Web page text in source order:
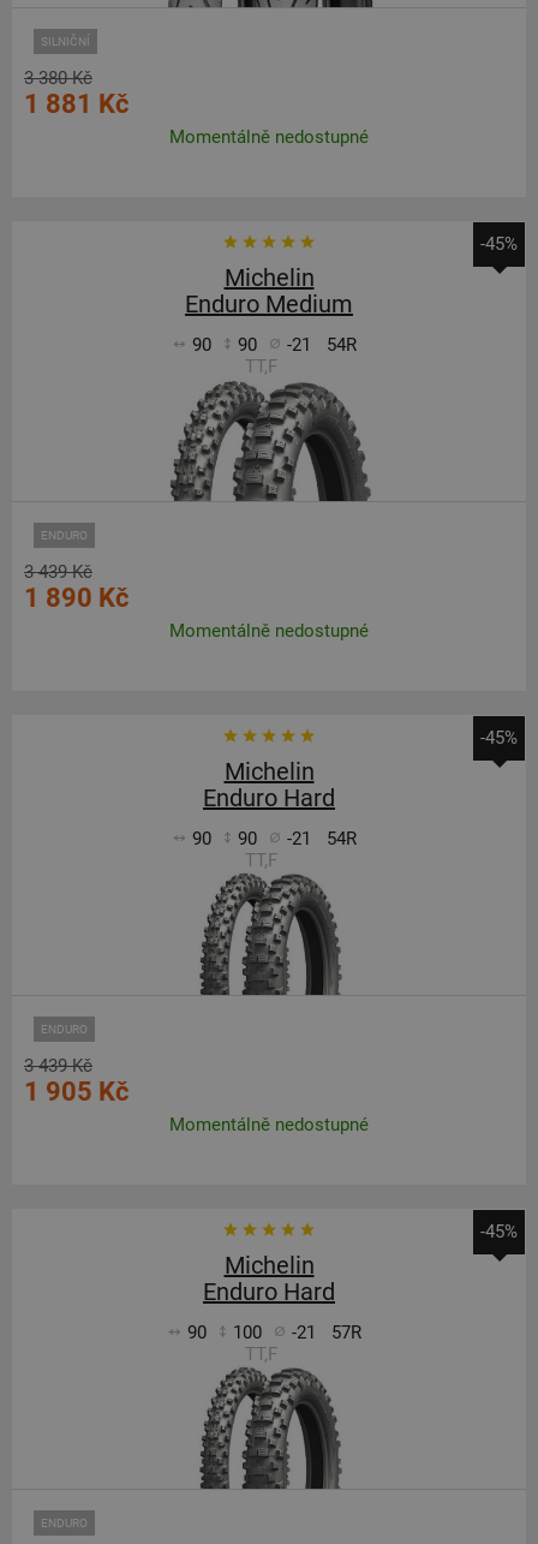
SILNIČNÍ
3 380 Kč
1 881 Kč
Momentálně nedostupné
-45%
Michelin
Enduro Medium
90 90 -21
54R
TT,F
ENDURO
3 439 Kč
1 890 Kč
Momentálně nedostupné
-45%
Michelin
Enduro Hard
90 90 -21
54R
TT,F
ENDURO
3 439 Kč
1 905 Kč
Momentálně nedostupné
-45%
Michelin
Enduro Hard
90 100 -21
57R
TT,F
ENDURO